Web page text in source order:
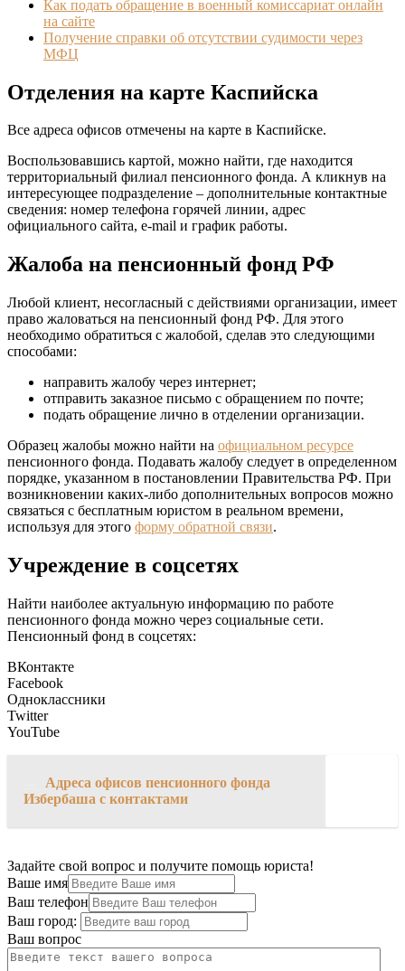
Как подать обращение в военный комиссариат онлайн
на сайте
Получение справки об отсутствии судимости через
МФЦ
Отделения на карте Каспийска
Все адреса офисов отмечены на карте в Каспийске.
Воспользовавшись картой, можно найти, где находится
территориальный филиал пенсионного фонда. А кликнув на
интересующее подразделение – дополнительные контактные
сведения: номер телефона горячей линии, адрес
официального сайта, e-mail и график работы.
Жалоба на пенсионный фонд РФ
Любой клиент, несогласный с действиями организации, имеет
право жаловаться на пенсионный фонд РФ. Для этого
необходимо обратиться с жалобой, сделав это следующими
способами:
направить жалобу через интернет;
отправить заказное письмо с обращением по почте;
подать обращение лично в отделении организации.
Образец жалобы можно найти на официальном ресурсе
пенсионного фонда. Подавать жалобу следует в определенном
порядке, указанном в постановлении Правительства РФ. При
возникновении каких-либо дополнительных вопросов можно
связаться с бесплатным юристом в реальном времени,
используя для этого форму обратной связи.
Учреждение в соцсетях
Найти наиболее актуальную информацию по работе
пенсионного фонда можно через социальные сети.
Пенсионный фонд в соцсетях:
ВКонтакте
Facebook
Одноклассники
Twitter
YouTube
Адреса офисов пенсионного фонда
Избербаша с контактами
Задайте свой вопрос и получите помощь юриста!
Ваше имя
Ваш телефон
Ваш город:
Ваш вопрос